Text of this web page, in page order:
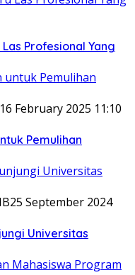
Profesional Yang
16 February 2025 11:10
Pemulihan
25 September 2024
Universitas